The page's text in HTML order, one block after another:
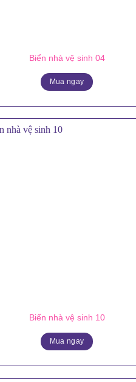
Biển nhà vệ sinh 04
Mua ngay
Biển nhà vệ sinh 10
Mua ngay